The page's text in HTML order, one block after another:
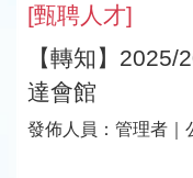
[甄聘人才]
【轉知】2025/
達會館
發佈人員： 管理者